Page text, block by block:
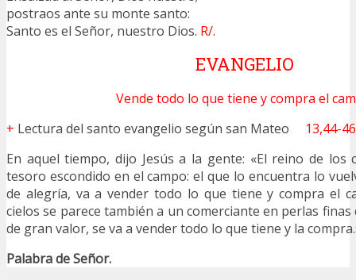
postraos ante su monte santo:
Santo es el Señor, nuestro Dios. R/.
EVANGELIO
Vende todo lo que tiene y compra el
+ Lectura del santo evangelio según san Mateo
13,44-46
En aquel tiempo, dijo Jesús a la gente: «El reino de los
tesoro escondido en el campo: el que lo encuentra lo
de alegría, va a vender todo lo que tiene y compra el
cielos se parece también a un comerciante en perlas
de gran valor, se va a vender todo lo que tiene y la
Palabra de Señor.